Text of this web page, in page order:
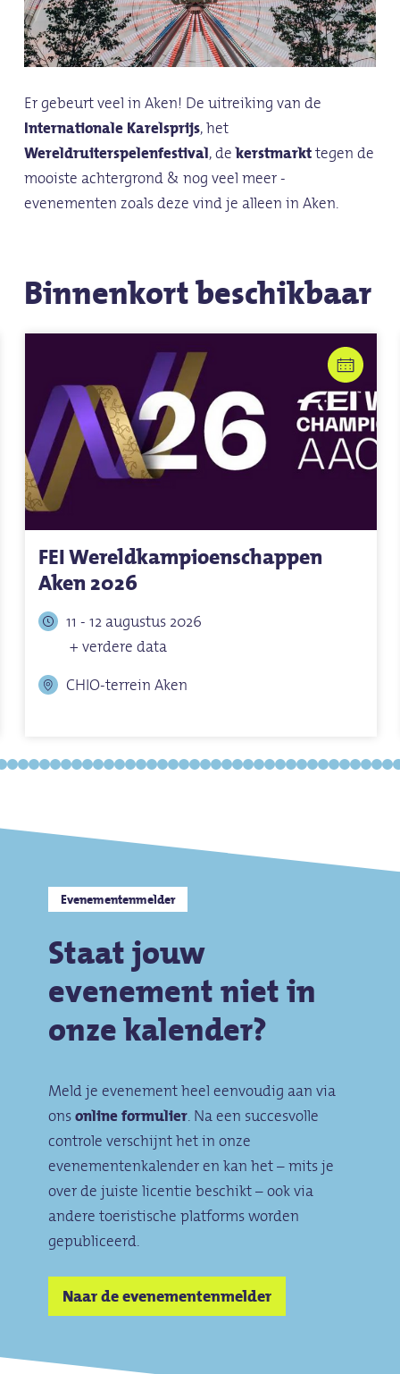
Er gebeurt veel in Aken! De uitreiking van de
Internationale Karelsprijs, het
Wereldruiterspelenfestival, dekerstmarkttegen de
mooiste achtergrond & nog veel meer -
evenementen zoals deze vind je alleen in Aken.
Binnenkort beschikbaar
FEI Wereldkampioenschappen
Aken 2026
11 - 12 augustus 2026
+ verdere data
CHIO-terrein Aken
Evenementenmelder
Staat jouw
evenement niet in
onze kalender?
Meld je evenement heel eenvoudig aan via
onsonline formulier. Na een succesvolle
controle verschijnt het in onze
evenementenkalender en kan het – mits je
over de juiste licentie beschikt – ook via
andere toeristische platforms worden
gepubliceerd.
Naar de evenementenmelder